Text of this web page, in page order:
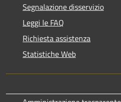
Segnalazione disservizio
Leggi le FAQ
Richiesta assistenza
Statistiche Web